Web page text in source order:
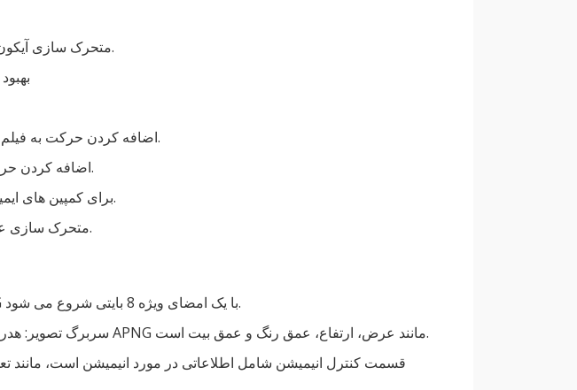
متحرک سازی آیکون های وب، آرم ها و بنرهای تبلیغاتی.
اضافه کردن حرکت به فیلم های آموزشی یا ارائه های آموزشی.
اضافه کردن حرکت به ارائه ها یا نمایش های اسلاید.
ایجاد انیمیشن های پویا شبیه GIF برای کمپین های ایمیل.
متحرک سازی عناصر بصری در بازی ها و برنامه ها.
بایت های امضا: فرمت فایل APNG با یک امضای ویژه 8 بایتی شروع می شود.
سربرگ تصویر: هدر تصویر حاوی اطلاعاتی درباره فایل APNG مانند عرض، ارتفاع، عمق رنگ و عمق بیت است.